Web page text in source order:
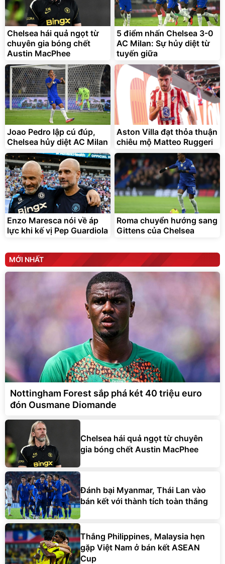
Lót ghế ôtô, nâng lưng
chống nóng giúp thoải mái
trong di chuyển
295.000đ
Đã bán nhiều
Chelsea hái quả ngọt từ
chuyên gia bóng chết
Austin MacPhee
5 điểm nhấn Chelsea 3-0
AC Milan: Sự hủy diệt từ
tuyến giữa
Joao Pedro lập cú đúp,
Chelsea hủy diệt AC Milan
Aston Villa đạt thỏa thuận
chiêu mộ Matteo Ruggeri
Enzo Maresca nói về áp
lực khi kế vị Pep Guardiola
Roma chuyển hướng sang
Gittens của Chelsea
MỚI NHẤT
Nottingham Forest sắp phá két 40 triệu euro
đón Ousmane Diomande
Chelsea hái quả ngọt từ chuyên
gia bóng chết Austin MacPhee
Đánh bại Myanmar, Thái Lan vào
bán kết với thành tích toàn thắng
Thắng Philippines, Malaysia hẹn
gặp Việt Nam ở bán kết ASEAN
Cup